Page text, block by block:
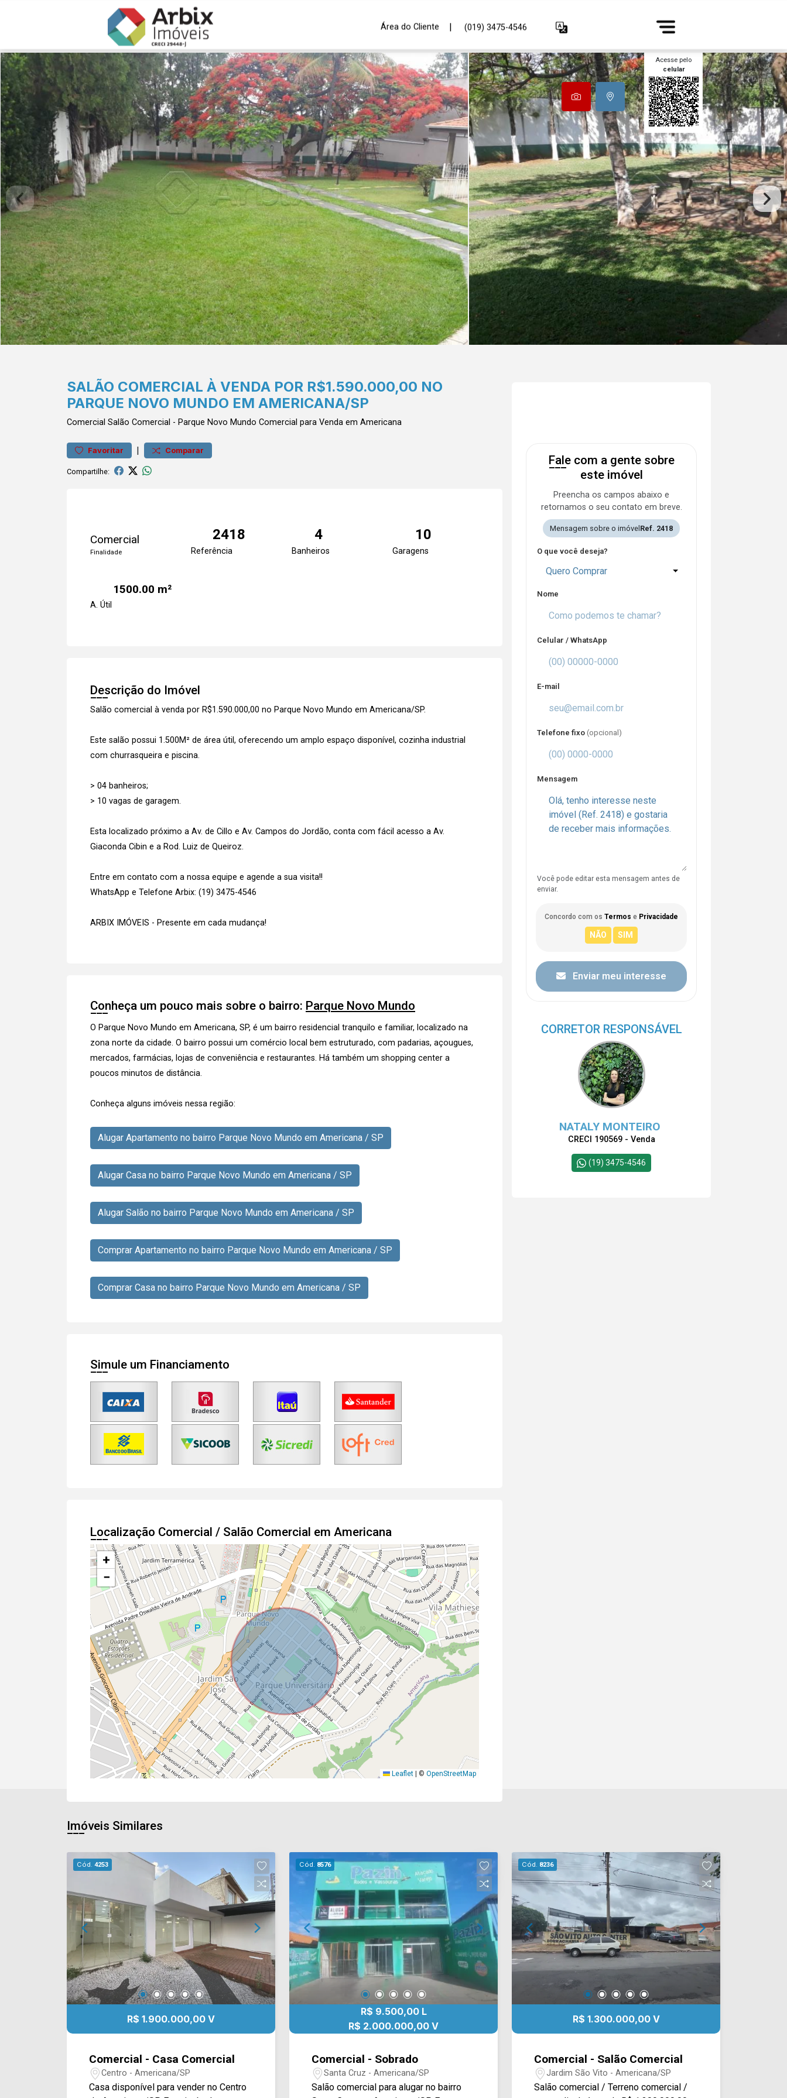
Área do Cliente | (019) 3475-4546
Acesse pelo
celular
SALÃO COMERCIAL À VENDA POR R$1.590.000,00 NO
PARQUE NOVO MUNDO EM AMERICANA/SP
Comercial Salão Comercial - Parque Novo Mundo Comercial para Venda em Americana
Favoritar | Comparar
Compartilhe:
Comercial
Finalidade
2418
Referência
4
Banheiros
10
Garagens
1500.00 m²
A. Útil
Descrição do Imóvel
Salão comercial à venda por R$1.590.000,00 no Parque Novo Mundo em Americana/SP.
Este salão possui 1.500M² de área útil, oferecendo um amplo espaço disponível, cozinha industrial
com churrasqueira e piscina.
> 04 banheiros;
> 10 vagas de garagem.
Esta localizado próximo a Av. de Cillo e Av. Campos do Jordão, conta com fácil acesso a Av.
Giaconda Cibin e a Rod. Luiz de Queiroz.
Entre em contato com a nossa equipe e agende a sua visita!!
WhatsApp e Telefone Arbix: (19) 3475-4546
ARBIX IMÓVEIS - Presente em cada mudança!
Conheça um pouco mais sobre o bairro: Parque Novo Mundo
O Parque Novo Mundo em Americana, SP, é um bairro residencial tranquilo e familiar, localizado na
zona norte da cidade. O bairro possui um comércio local bem estruturado, com padarias, açougues,
mercados, farmácias, lojas de conveniência e restaurantes. Há também um shopping center a
poucos minutos de distância.
Conheça alguns imóveis nessa região:
Alugar Apartamento no bairro Parque Novo Mundo em Americana / SP
Alugar Casa no bairro Parque Novo Mundo em Americana / SP
Alugar Salão no bairro Parque Novo Mundo em Americana / SP
Comprar Apartamento no bairro Parque Novo Mundo em Americana / SP
Comprar Casa no bairro Parque Novo Mundo em Americana / SP
Simule um Financiamento
Localização Comercial / Salão Comercial em Americana
+
−
Leaflet | © OpenStreetMap
Fale com a gente sobre
este imóvel
Preencha os campos abaixo e
retornamos o seu contato em breve.
Mensagem sobre o imóvel Ref. 2418
O que você deseja?
Quero Comprar
Nome
Celular / WhatsApp
E-mail
Telefone fixo (opcional)
Mensagem
Você pode editar esta mensagem antes de
enviar.
Concordo com os Termos e Privacidade
Enviar meu interesse
CORRETOR RESPONSÁVEL
NATALY MONTEIRO
CRECI 190569 - Venda
(19) 3475-4546
Imóveis Similares
Cód. 4253
R$ 1.900.000,00 V
Comercial - Casa Comercial
Centro - Americana/SP
Casa disponível para vender no Centro
Cód. 8576
R$ 9.500,00 L
R$ 2.000.000,00 V
Comercial - Sobrado
Santa Cruz - Americana/SP
Salão comercial para alugar no bairro
Cód. 8236
R$ 1.300.000,00 V
Comercial - Salão Comercial
Jardim São Vito - Americana/SP
Salão comercial / Terreno comercial /